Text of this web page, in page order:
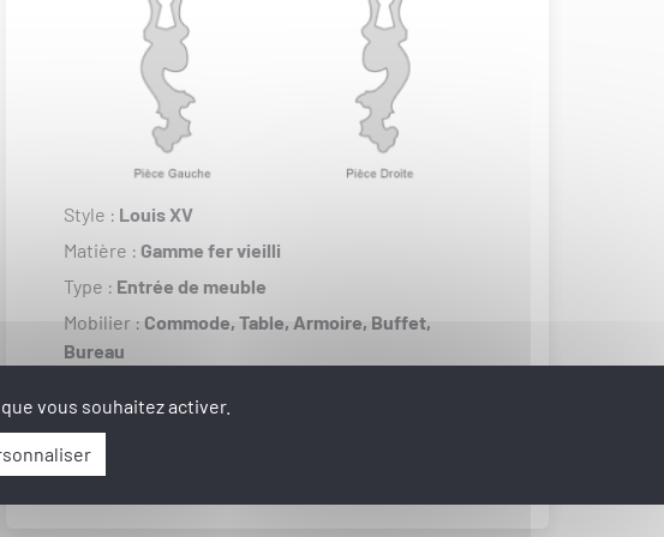
Style : Louis XV
Matière : Gamme fer vieilli
Type : Entrée de meuble
Mobilier : Commode, Table, Armoire, Buffet,
Bureau
vous souhaitez activer.